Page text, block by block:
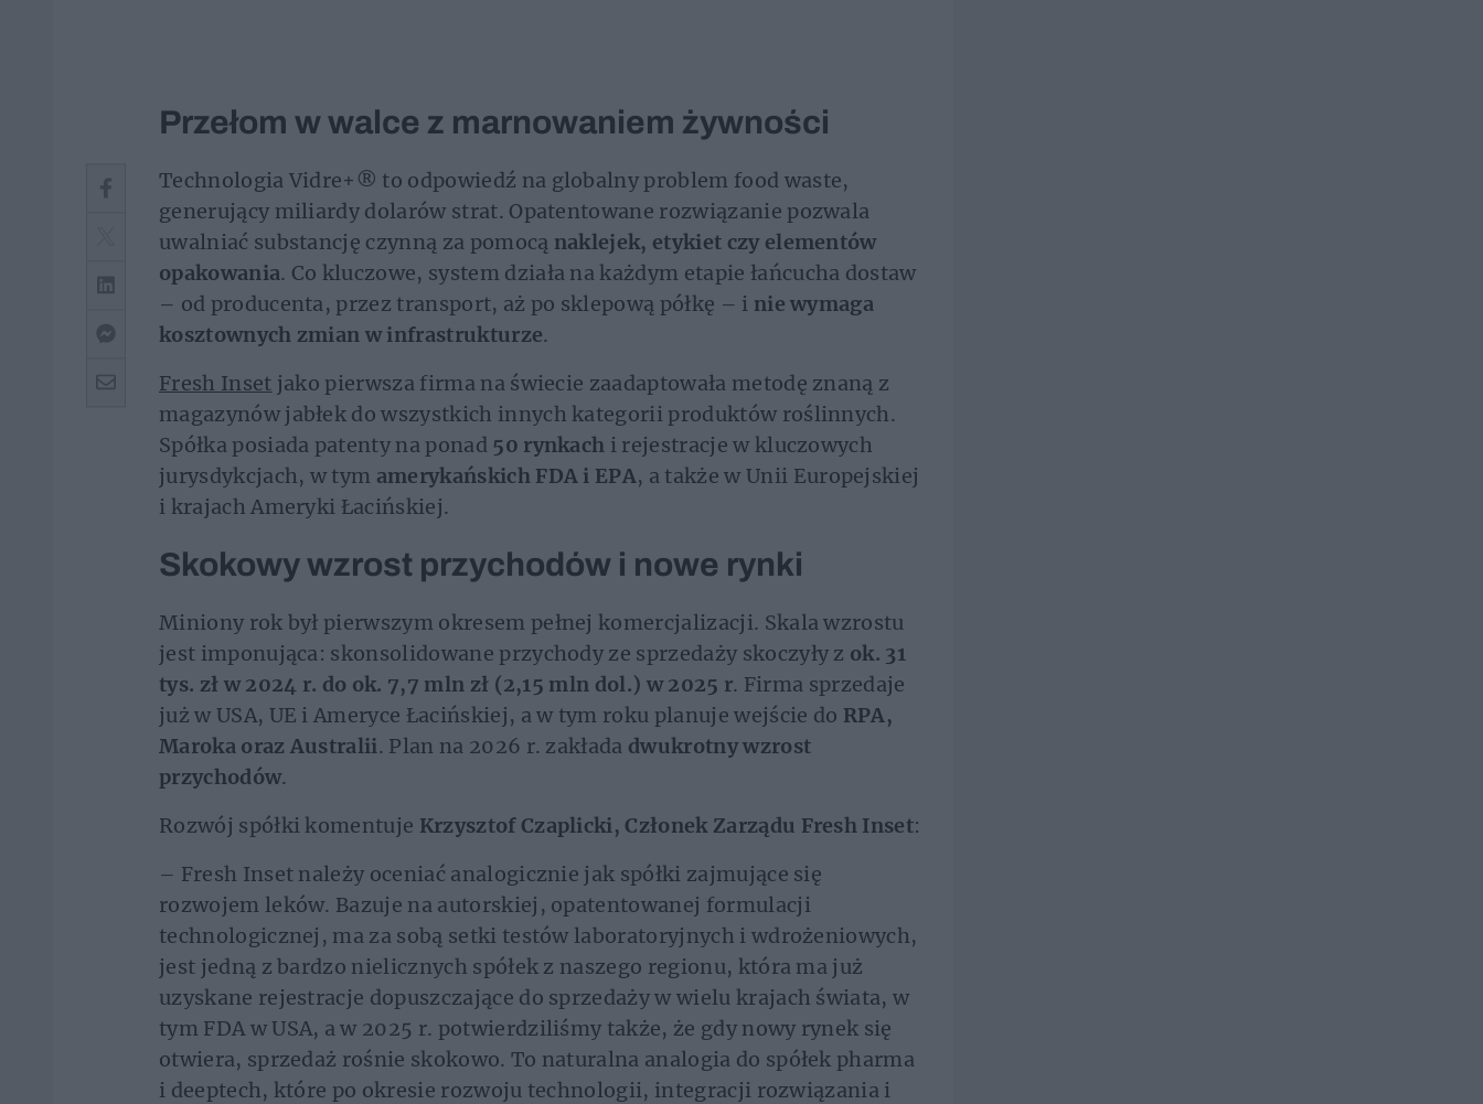
Przełom w walce z marnowaniem żywności
Technologia Vidre+® to odpowiedź na globalny problem food waste,
generujący miliardy dolarów strat. Opatentowane rozwiązanie pozwala
uwalniać substancję czynną za pomocą naklejek, etykiet czy elementów
opakowania. Co kluczowe, system działa na każdym etapie łańcucha dostaw
– od producenta, przez transport, aż po sklepową półkę – i nie wymaga
kosztownych zmian w infrastrukturze.
Fresh Inset jako pierwsza firma na świecie zaadaptowała metodę znaną z
magazynów jabłek do wszystkich innych kategorii produktów roślinnych.
Spółka posiada patenty na ponad 50 rynkach i rejestracje w kluczowych
jurysdykcjach, w tym amerykańskich FDA i EPA, a także w Unii Europejskiej
i krajach Ameryki Łacińskiej.
Skokowy wzrost przychodów i nowe rynki
Miniony rok był pierwszym okresem pełnej komercjalizacji. Skala wzrostu
jest imponująca: skonsolidowane przychody ze sprzedaży skoczyły z ok. 31
tys. zł w 2024 r. do ok. 7,7 mln zł (2,15 mln dol.) w 2025 r. Firma sprzedaje
już w USA, UE i Ameryce Łacińskiej, a w tym roku planuje wejście do RPA,
Maroka oraz Australii. Plan na 2026 r. zakłada dwukrotny wzrost
przychodów.
Rozwój spółki komentuje Krzysztof Czaplicki, Członek Zarządu Fresh Inset:
– Fresh Inset należy oceniać analogicznie jak spółki zajmujące się
rozwojem leków. Bazuje na autorskiej, opatentowanej formulacji
technologicznej, ma za sobą setki testów laboratoryjnych i wdrożeniowych,
jest jedną z bardzo nielicznych spółek z naszego regionu, która ma już
uzyskane rejestracje dopuszczające do sprzedaży w wielu krajach świata, w
tym FDA w USA, a w 2025 r. potwierdziliśmy także, że gdy nowy rynek się
otwiera, sprzedaż rośnie skokowo. To naturalna analogia do spółek pharma
i deeptech, które po okresie rozwoju technologii, integracji rozwiązania i